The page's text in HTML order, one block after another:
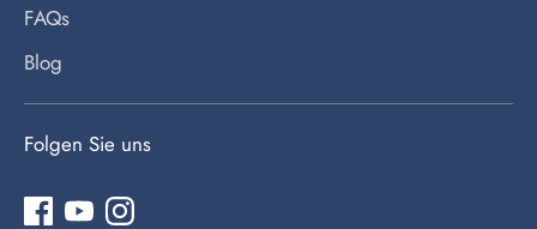
FAQs
Blog
Folgen Sie uns